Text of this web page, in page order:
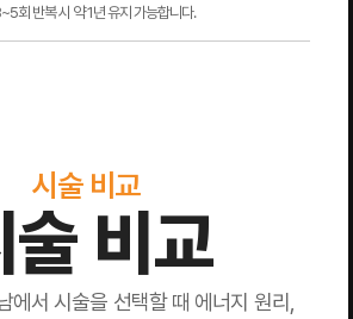
회 반복 시 약 1년 유지 가능합니다.
시술 비교
술 비교
에서 시술을 선택할 때 에너지 원리,